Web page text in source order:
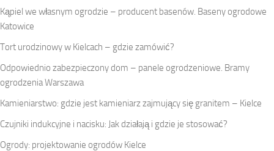
Kąpiel we własnym ogrodzie – producent basenów. Baseny ogrodowe
Katowice
Tort urodzinowy w Kielcach – gdzie zamówić?
Odpowiednio zabezpieczony dom – panele ogrodzeniowe. Bramy
ogrodzenia Warszawa
Kamieniarstwo: gdzie jest kamieniarz zajmujący się granitem – Kielce
Czujniki indukcyjne i nacisku: Jak działają i gdzie je stosować?
Ogrody: projektowanie ogrodów Kielce